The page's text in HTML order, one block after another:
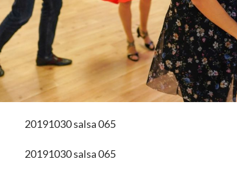
20191030 salsa 065
20191030 salsa 065